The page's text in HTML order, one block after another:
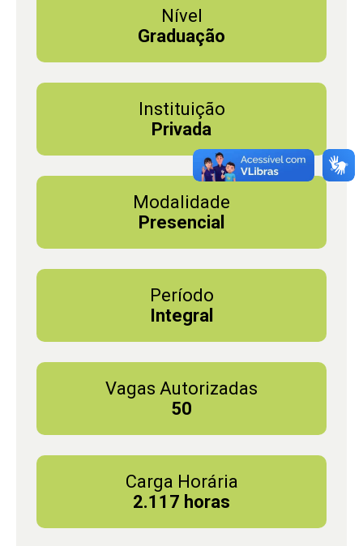
Nível
Graduação
Instituição
Privada
Modalidade
Presencial
Período
Integral
Vagas Autorizadas
50
Carga Horária
2.117 horas